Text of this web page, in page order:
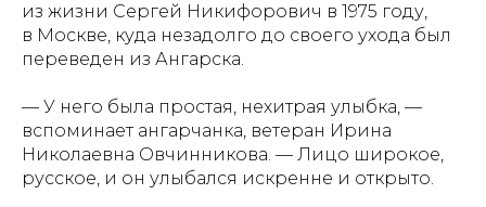
из жизни Сергей Никифорович в 1975 году,
в Москве, куда незадолго до своего ухода был
переведен из Ангарска.
— У него была простая, нехитрая улыбка, —
вспоминает ангарчанка, ветеран Ирина
Николаевна Овчинникова. — Лицо широкое,
русское, и он улыбался искренне и открыто.